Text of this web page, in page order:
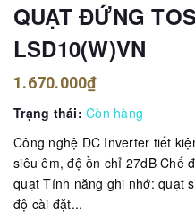
QUẠT ĐỨNG
LSD10(W)VN
1.670.000₫
Trạng thái: Còn hàng
Công nghệ DC Inverter tiết
siêu êm, độ ồn chỉ 27dB Chế
quạt Tính năng ghi nhớ: quạt
độ cài đặt...